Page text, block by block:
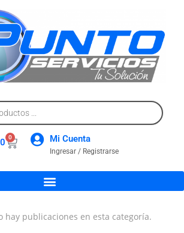
0 0 Mi Cuenta
Ingresar / Registrarse
hay publicaciones en esta categoría.